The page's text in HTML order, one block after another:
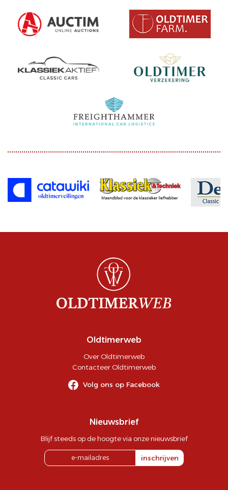
Oldtimerweb
Over Oldtimerweb
Contacteer Oldtimerweb
Volg ons op Facebook
Nieuwsbrief
Blijf steeds op de hoogte via onze nieuwsbrief
inschrijven